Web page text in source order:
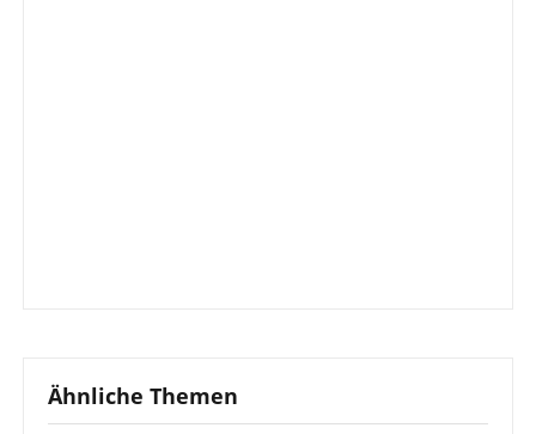
Ähnliche Themen